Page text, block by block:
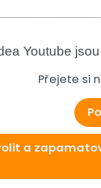
Youtube
Přejete si
a